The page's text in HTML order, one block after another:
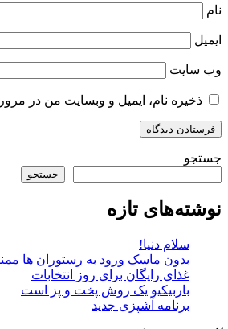
نام
ایمیل
وب‌ سایت
ذخیره نام، ایمیل و وبسایت من در
جستجو
جستجو
نوشته‌های تازه
سلام دنیا!
بدون ماسک ورود به رستوران ها
غذای رایگان برای روز انتخابات
باربیکیو یک روش پخت و پز است
برنامه آشپزی جدید